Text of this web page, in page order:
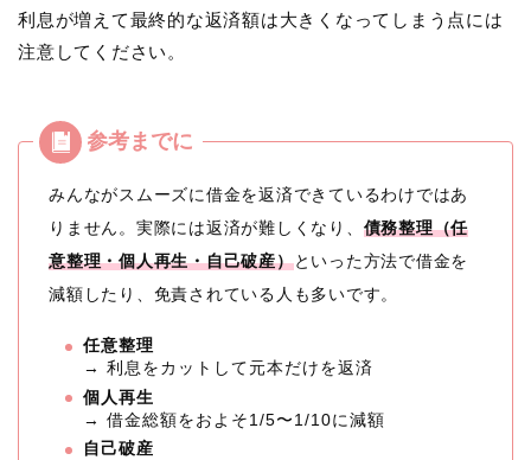
利息が増えて最終的な返済額は大きくなってしまう点には
注意してください。
みんながスムーズに借金を返済できているわけではあ
りません。実際には返済が難しくなり、 債務整理（任
意整理・個人再生・自己破産）といった方法で借金を
減額したり、免責されている人も多いです。
任意整理
→ 利息をカットして元本だけを返済
個人再生
→ 借金総額をおよそ1/5〜1/10に減額
自己破産